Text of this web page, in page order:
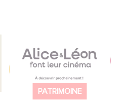
PATRIMOINE
ans du cinéma avec
un programme
éducatif inédit : « Alice